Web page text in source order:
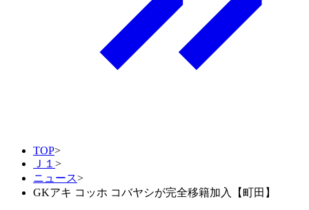
TOP>
Ｊ１ >
ニュース>
GKアキ コッホ コバヤシが完全移籍加入【町田】